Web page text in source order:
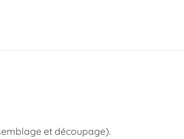
et découpage).